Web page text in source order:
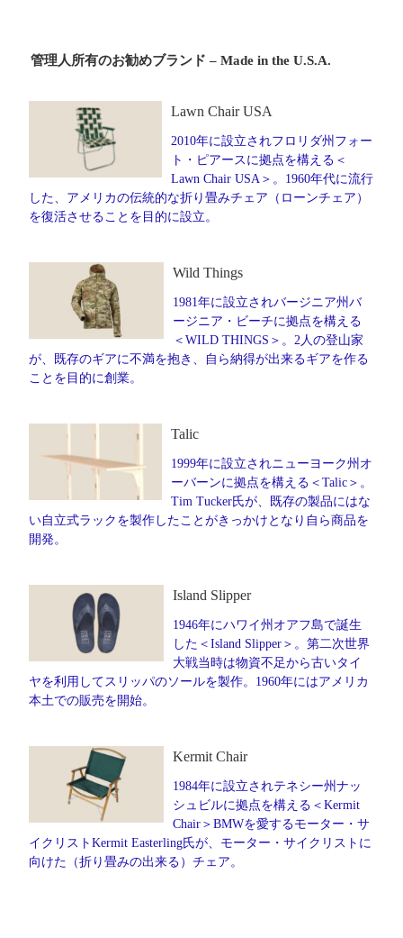
管理人所有のお勧めブランド – Made in the U.S.A.
Lawn Chair USA
2010年に設立されフロリダ州フォー
ト・ピアースに拠点を構える＜
Lawn Chair USA＞。1960年代に流行
した、アメリカの伝統的な折り畳みチェア（ローンチェア）
を復活させることを目的に設立。
Wild Things
1981年に設立されバージニア州バ
ージニア・ビーチに拠点を構える
＜WILD THINGS＞。2人の登山家
が、既存のギアに不満を抱き、自ら納得が出来るギアを作る
ことを目的に創業。
Talic
1999年に設立されニューヨーク州オ
ーバーンに拠点を構える＜Talic＞。
Tim Tucker氏が、既存の製品にはな
い自立式ラックを製作したことがきっかけとなり自ら商品を
開発。
Island Slipper
1946年にハワイ州オアフ島で誕生
した＜Island Slipper＞。第二次世界
大戦当時は物資不足から古いタイ
ヤを利用してスリッパのソールを製作。1960年にはアメリカ
本土での販売を開始。
Kermit Chair
1984年に設立されテネシー州ナッ
シュビルに拠点を構える＜Kermit
Chair＞BMWを愛するモーター・サ
イクリストKermit Easterling氏が、モーター・サイクリストに
向けた（折り畳みの出来る）チェア。